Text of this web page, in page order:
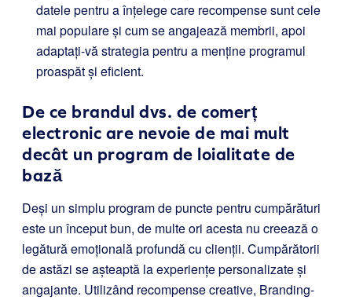
datele pentru a înțelege care recompense sunt cele
mai populare și cum se angajează membrii, apoi
adaptați-vă strategia pentru a menține programul
proaspăt și eficient.
De ce brandul dvs. de comerț
electronic are nevoie de mai mult
decât un program de loialitate de
bază
Deși un simplu program de puncte pentru cumpărături
este un început bun, de multe ori acesta nu creează o
legătură emoțională profundă cu clienții. Cumpărătorii
de astăzi se așteaptă la experiențe personalizate și
angajante. Utilizând recompense creative, Branding-